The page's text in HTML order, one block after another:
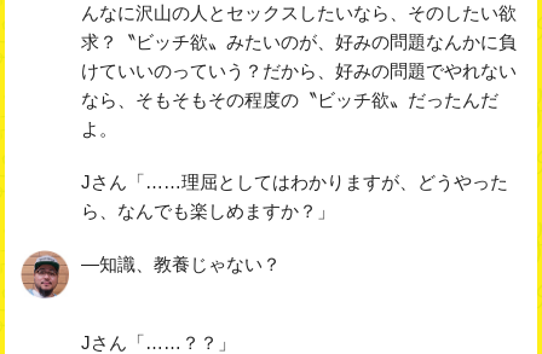
んなに沢山の人とセックスしたいなら、そのしたい欲
求？〝ビッチ欲〟みたいのが、好みの問題なんかに負
けていいのっていう？だから、好みの問題でやれない
なら、そもそもその程度の〝ビッチ欲〟だったんだ
よ。
Jさん「……理屈としてはわかりますが、どうやった
ら、なんでも楽しめますか？」
―知識、教養じゃない？
Jさん「……？？」